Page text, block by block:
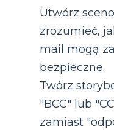
Utwórz
zrozumieć,
mail mogą
bezpieczne.
Twórz
"BCC" lub
zamiast